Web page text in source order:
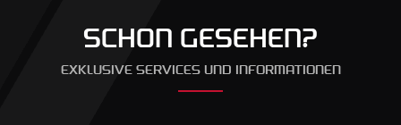
SCHON GESEHEN?
EXKLUSIVE SERVICES UND INFORMATIONEN